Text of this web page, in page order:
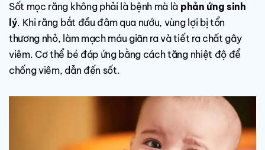
Sốt mọc răng không phải là bệnh mà là phản ứng sinh
lý. Khi răng bắt đầu đâm qua nướu, vùng lợi bị tổn
thương nhỏ, làm mạch máu giãn ra và tiết ra chất gây
viêm. Cơ thể bé đáp ứng bằng cách tăng nhiệt độ để
chống viêm, dẫn đến sốt.